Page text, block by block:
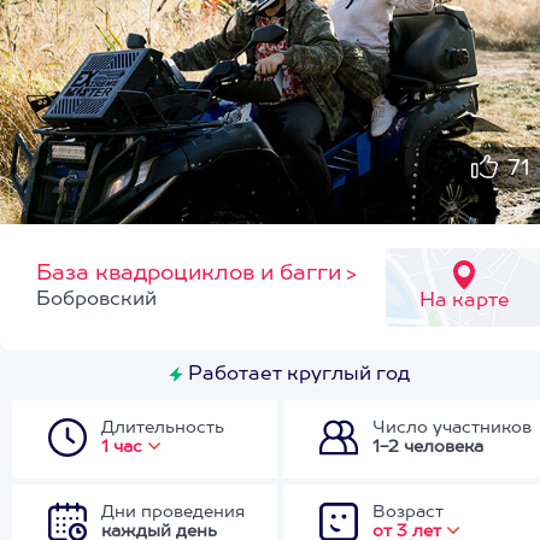
71
База квадроциклов и багги >
На карте
Бобровский
Работает круглый год
Длительность
1 час
Число участников
1-2 человека
Дни проведения
каждый день
Возраст
от 3 лет